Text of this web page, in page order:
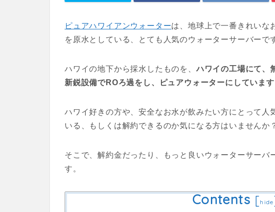
ピュアハワイアンウォーターは、地球上で一番きれいな
を原水としている、とても人気のウォーターサーバーで
ハワイの地下から採水したものを、ハワイの工場にて、
新鋭設備でROろ過をし、ピュアウォーターにしています
ハワイ好きの方や、安全なお水が飲みたい方にとって人
いる、もしくは解約できるのか気になる方はいませんか
そこで、解約金だったり、もっと良いウォーターサーバ
す。
Contents [hide